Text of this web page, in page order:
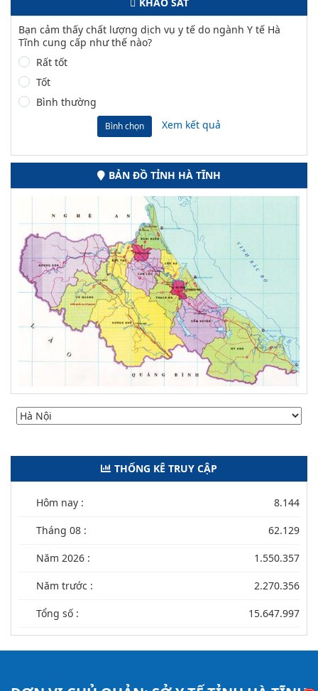
Bạn cảm thấy chất lượng dịch vụ y tế do ngành Y tế Hà
Tĩnh cung cấp như thế nào?
Rất tốt
Tốt
Bình thường
Bình chọn Xem kết quả
BẢN ĐỒ TỈNH HÀ TĨNH
THỐNG KÊ TRUY CẬP
Hôm nay : 8.144
Tháng 08 : 62.129
Năm 2026 : 1.550.357
Năm trước : 2.270.356
Tổng số : 15.647.997